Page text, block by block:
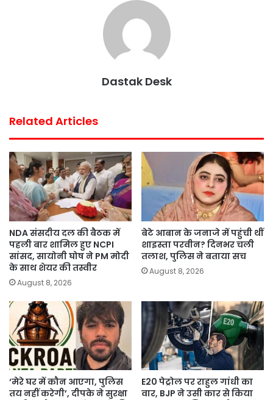
Dastak Desk
Related Articles
NDA संसदीय दल की बैठक में
पहली बार शामिल हुए NCPI
सांसद, सायोनी घोष ने PM मोदी
के साथ शेयर की तस्वीर
August 8, 2026
बेटे आबान के जनाजे में पहुंची थीं
शाइस्ता परवीन? दिनभर चली
तलाश, पुलिस ने बताया सच
August 8, 2026
‘मेरे घर में कौन आएगा, पुलिस
तय नहीं करेगी’, दीपके ने सुरक्षा
E20 पेट्रोल पर राहुल गांधी का
वार, BJP ने उसी कार से किया